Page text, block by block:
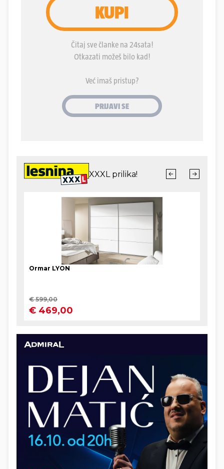
Službe... Potom je "Sabini" ispričao kako je iz
Partije u Rusiji izbačen jer se protivio
Milanu
, Titovu prethodniku, kojeg nije volio. Od
GPU je zatražio dozvolu da napusti Rusiju, no
Talijansko veleposlanstvo – a Ciliga je bio
povratak, pa je nakon tri godine zatvora dobio još
šest godina progonstva u Sibir, no tamo je živio
"gransenjerski"... Kad je izdržao kaznu, legalno je